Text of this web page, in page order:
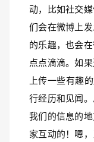
动，比如社交
们会在微博上
的乐趣，也会
点点滴滴。如
上传一些有趣
行经历和见闻
我们的信息的
家互动的！嗯